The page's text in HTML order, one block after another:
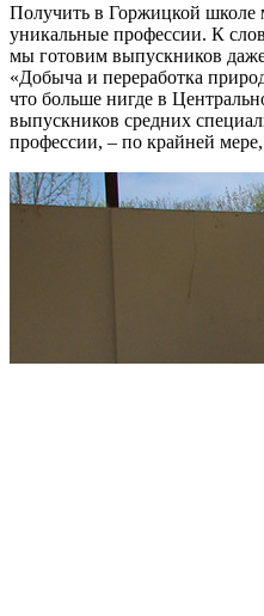
Получить в Горжицкой школе
уникальные профессии. К
мы готовим выпускников
«Добыча и переработка
что больше нигде в
выпускников средних
профессии, – по крайней